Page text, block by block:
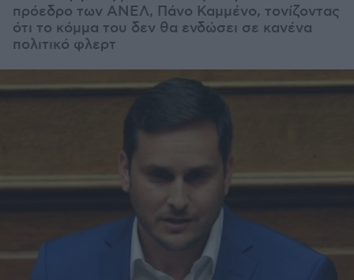
πρόεδρο των ΑΝΕΛ, Πάνο Καμμένο, τονίζοντας
ότι το κόμμα του δεν θα ενδώσει σε κανένα
πολιτικό φλερτ